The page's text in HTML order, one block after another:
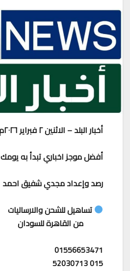
أخبار البلد – الاثنين ٢ فبراير ٢٠٢٦م
أفضل موجز اخباري تبدأ به يومك
رصد وإعداد مجدي شفيق احمد
تساهيل للشحن والارساليات
من القاهرة للسودان
01556653471
015 52030713